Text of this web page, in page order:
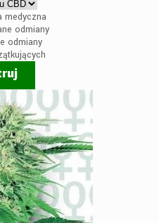
medyczna
odmiany
odmiany